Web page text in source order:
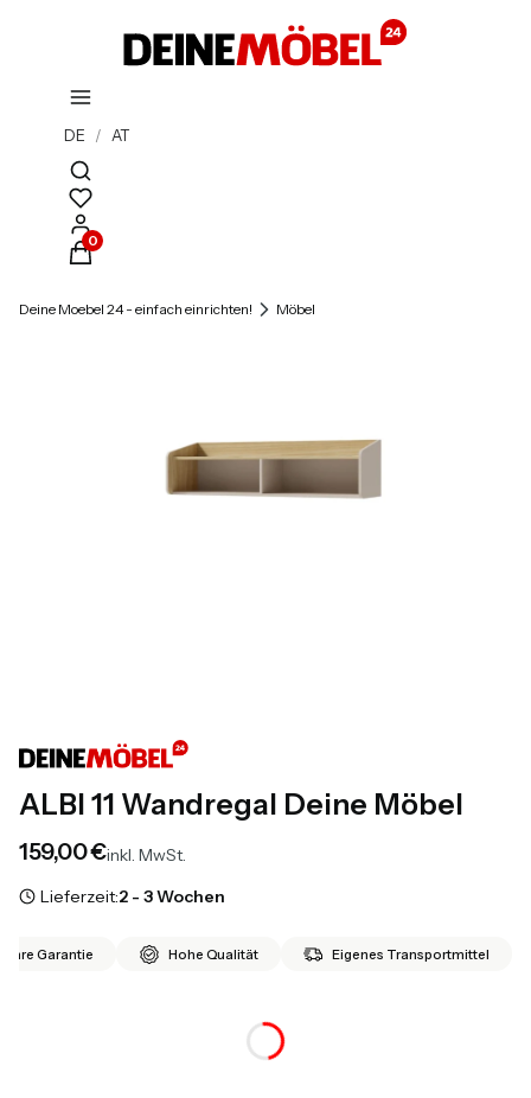
DE / AT
Suchmaschine öffnen
Produkte im Warenkorb: 0. Details anzeigen
Deine Moebel 24 - einfach einrichten! Möbel
ALBI 11 Wandregal Deine Möbel
Preis
159,00 €inkl. MwSt.
Lieferzeit:2 - 3 Wochen
Garantie Hohe Qualität Eigenes Transportmittel